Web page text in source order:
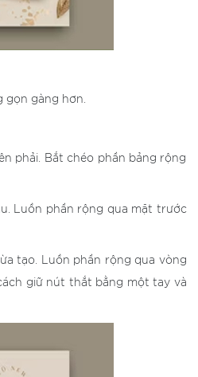
gọn gàng hơn.
phải. Bắt chéo phần bảng rộng
Luồn phần rộng qua mặt trước
tạo. Luồn phần rộng qua vòng
giữ nút thắt bằng một tay và